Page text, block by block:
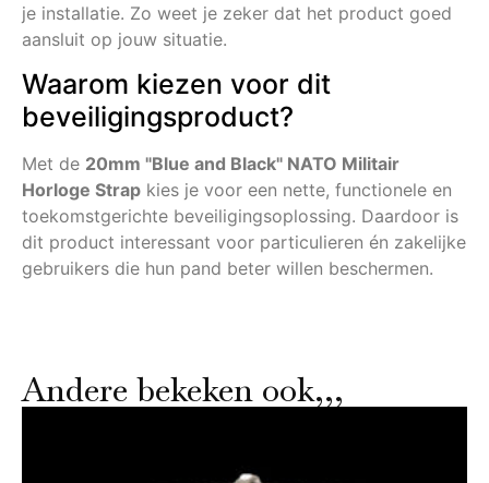
je installatie. Zo weet je zeker dat het product goed
aansluit op jouw situatie.
Waarom kiezen voor dit
beveiligingsproduct?
Met de 20mm "Blue and Black" NATO Militair
Horloge Strap kies je voor een nette, functionele en
toekomstgerichte beveiligingsoplossing. Daardoor is
dit product interessant voor particulieren én zakelijke
gebruikers die hun pand beter willen beschermen.
Andere bekeken ook,,,